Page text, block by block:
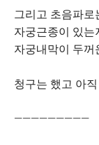
그리고 초음파로
자궁근종이 있는
자궁내막이 두꺼
청구는 했고 아
—————————